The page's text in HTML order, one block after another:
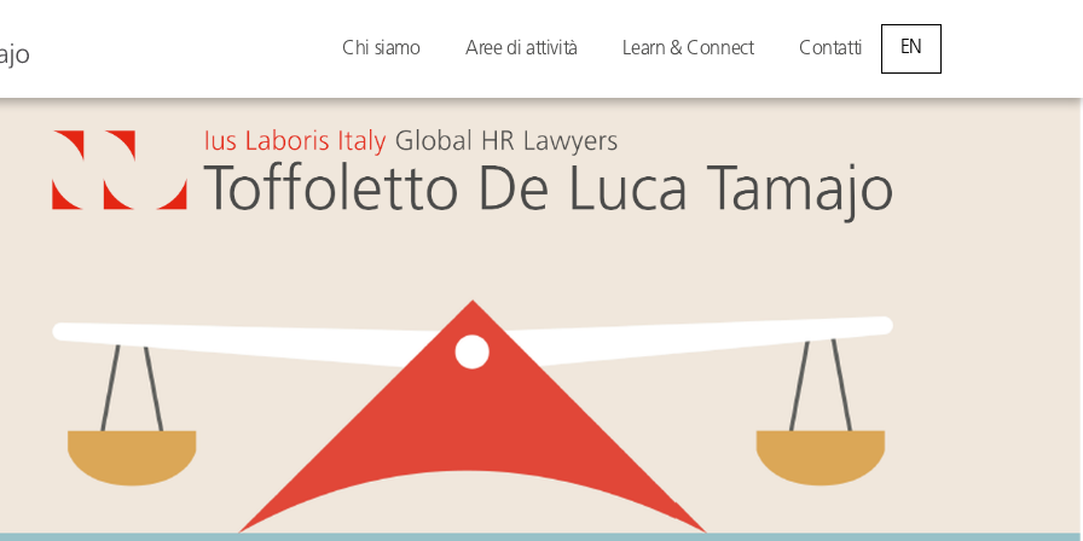
Chi siamo Aree di attività Learn & Connect Contatti EN